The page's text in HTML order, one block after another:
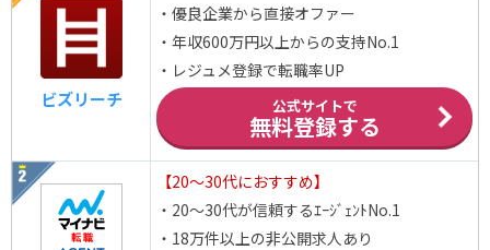
ビズリーチ
・優良企業から直接オファー
・年収600万円以上からの支持No.1
・レジュメ登録で転職率UP
公式サイトで
無料登録する
【20～30代におすすめ】
・20～30代が信頼するｴｰｼﾞｪﾝﾄNo.1
・18万件以上の非公開求人あり